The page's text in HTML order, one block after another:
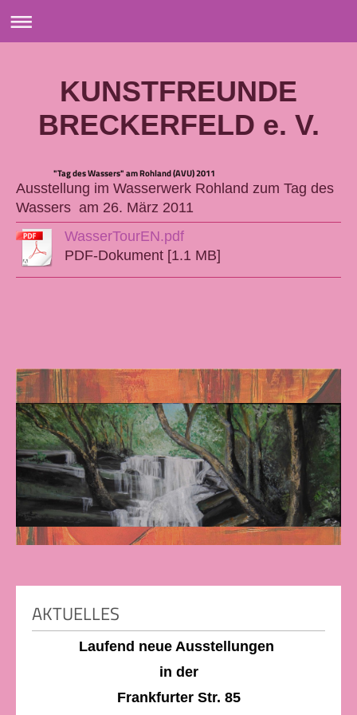
KUNSTFREUNDE
BRECKERFELD e. V.
"Tag des Wassers" am Rohland (AVU) 2011
Ausstellung im Wasserwerk Rohland zum Tag des
Wassers am 26. März 2011
WasserTourEN.pdf
PDF-Dokument [1.1 MB]
AKTUELLES
Laufend neue Ausstellungen
in der
Frankfurter Str. 85